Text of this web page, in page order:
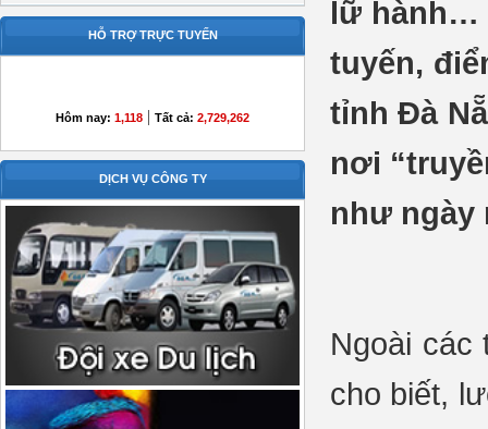
HỖ TRỢ TRỰC TUYẾN
Hôm nay: 1,118 | Tất cả: 2,729,262
DỊCH VỤ CÔNG TY
lữ hành…
tuyến,
tỉnh Đà
nơi
như ngày
Ngoài các
cho biết,